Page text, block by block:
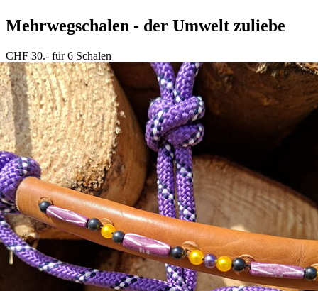
Mehrwegschalen - der Umwelt zuliebe
CHF 30.- für 6 Schalen